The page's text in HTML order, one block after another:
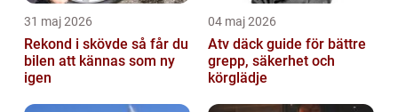
31 maj 2026
Rekond i skövde så får du
bilen att kännas som ny
igen
04 maj 2026
Atv däck guide för bättre
grepp, säkerhet och
körglädje